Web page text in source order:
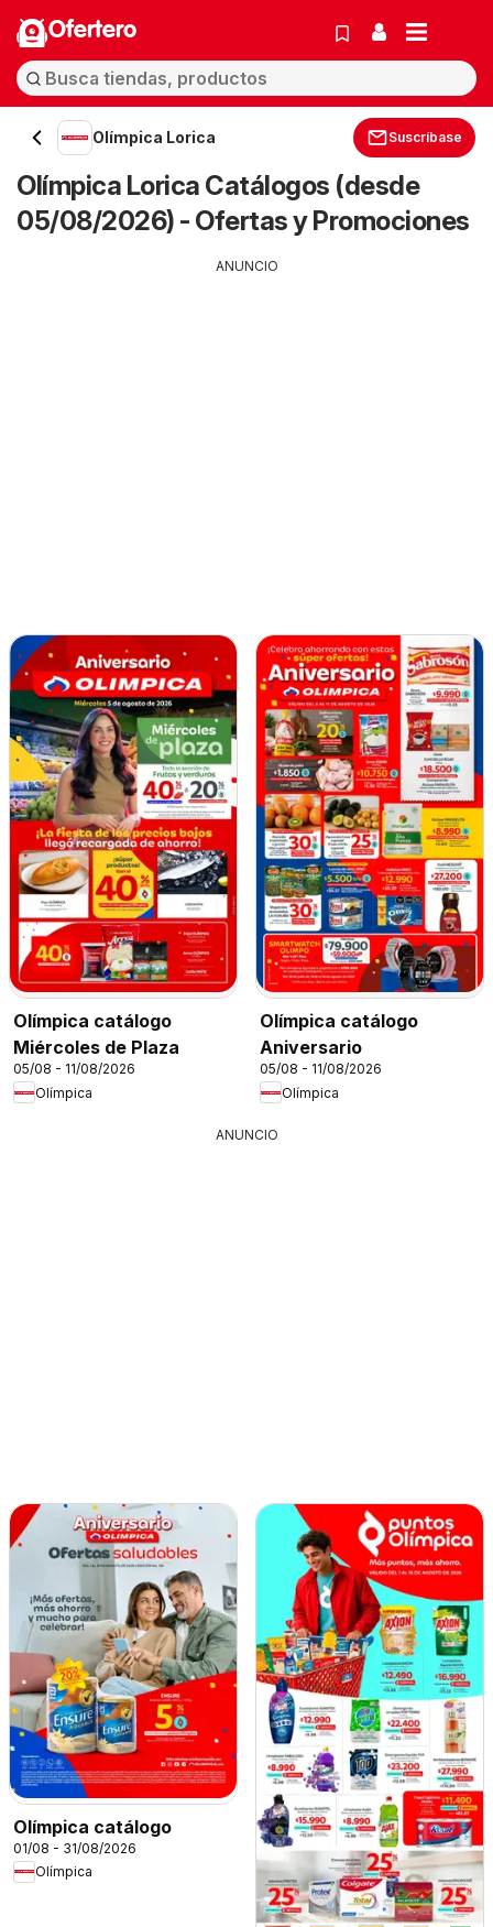
Ofertero
Olímpica Lorica Suscríbase
Olímpica Lorica Catálogos (desde
05/08/2026) - Ofertas y Promociones
ANUNCIO
Olímpica catálogo
Miércoles de Plaza
05/08 - 11/08/2026
Olímpica
Olímpica catálogo
Aniversario
05/08 - 11/08/2026
Olímpica
ANUNCIO
Olímpica catálogo
01/08 - 31/08/2026
Olímpica